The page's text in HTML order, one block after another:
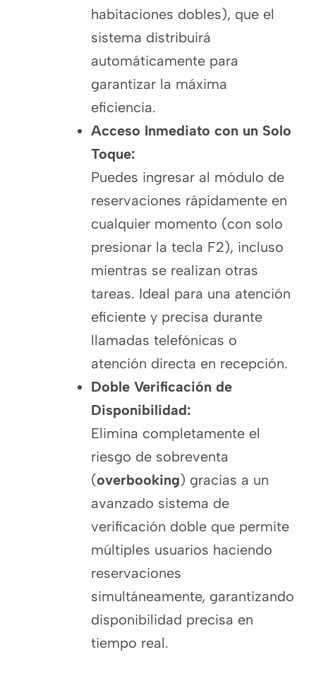
habitaciones dobles), que el
sistema distribuirá
automáticamente para
garantizar la máxima
eficiencia.
Acceso Inmediato con un Solo
Toque:
Puedes ingresar al módulo de
reservaciones rápidamente en
cualquier momento (con solo
presionar la tecla F2), incluso
mientras se realizan otras
tareas. Ideal para una atención
eficiente y precisa durante
llamadas telefónicas o
atención directa en recepción.
Doble Verificación de
Disponibilidad:
Elimina completamente el
riesgo de sobreventa
(overbooking) gracias a un
avanzado sistema de
verificación doble que permite
múltiples usuarios haciendo
reservaciones
simultáneamente, garantizando
disponibilidad precisa en
tiempo real.